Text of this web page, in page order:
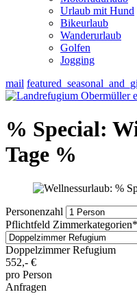
Urlaub mit Hund
Bikeurlaub
Wanderurlaub
Golfen
Jogging
mail
% Special:
Tage %
Personenzahl
Pflichtfeld Zimmerkategorien*
Doppelzimmer Refugium
552,- €
pro Person
Anfragen